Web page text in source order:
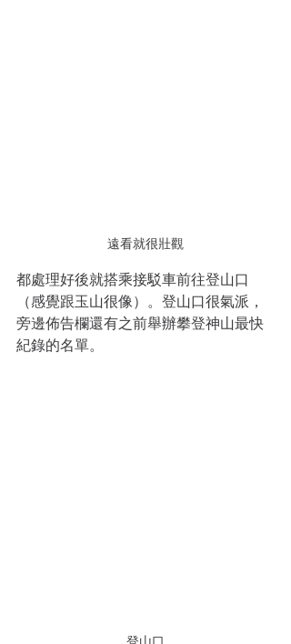
遠看就很壯觀
都處理好後就搭乘接駁車前往登山口
（感覺跟玉山很像）。登山口很氣派，
旁邊佈告欄還有之前舉辦攀登神山最快
紀錄的名單。